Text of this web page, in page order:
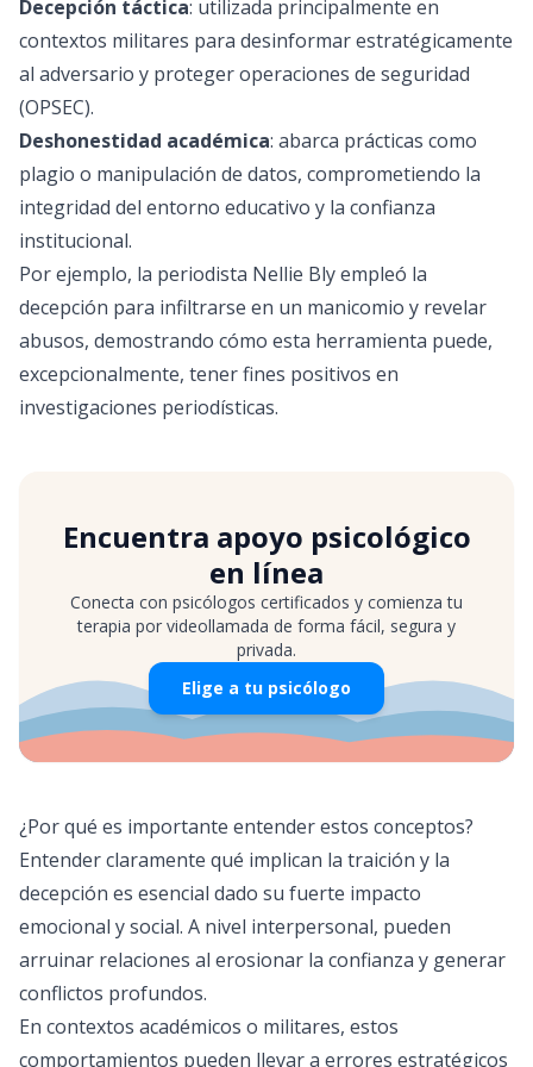
Decepción táctica: utilizada principalmente en
contextos militares para desinformar estratégicamente
al adversario y proteger operaciones de seguridad
(OPSEC).
Deshonestidad académica: abarca prácticas como
plagio o manipulación de datos, comprometiendo la
integridad del entorno educativo y la confianza
institucional.
Por ejemplo, la periodista Nellie Bly empleó la
decepción para infiltrarse en un manicomio y revelar
abusos, demostrando cómo esta herramienta puede,
excepcionalmente, tener fines positivos en
investigaciones periodísticas.
Encuentra apoyo psicológico
en línea
Conecta con psicólogos certificados y comienza tu
terapia por videollamada de forma fácil, segura y
privada.
Elige a tu psicólogo
¿Por qué es importante entender estos conceptos?
Entender claramente qué implican la traición y la
decepción es esencial dado su fuerte impacto
emocional y social. A nivel interpersonal, pueden
arruinar relaciones al erosionar la confianza y generar
conflictos profundos.
En contextos académicos o militares, estos
comportamientos pueden llevar a errores estratégicos